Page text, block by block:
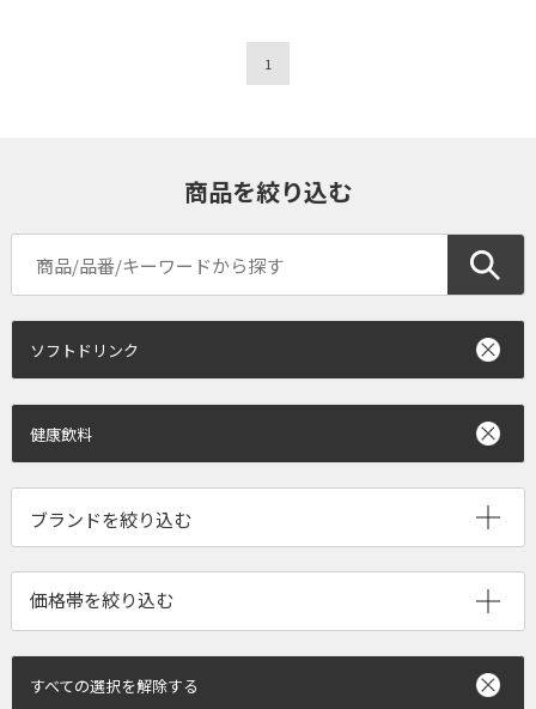
1
商品を絞り込む
ソフトドリンク
健康飲料
ブランドを絞り込む
すべての選択を解除する